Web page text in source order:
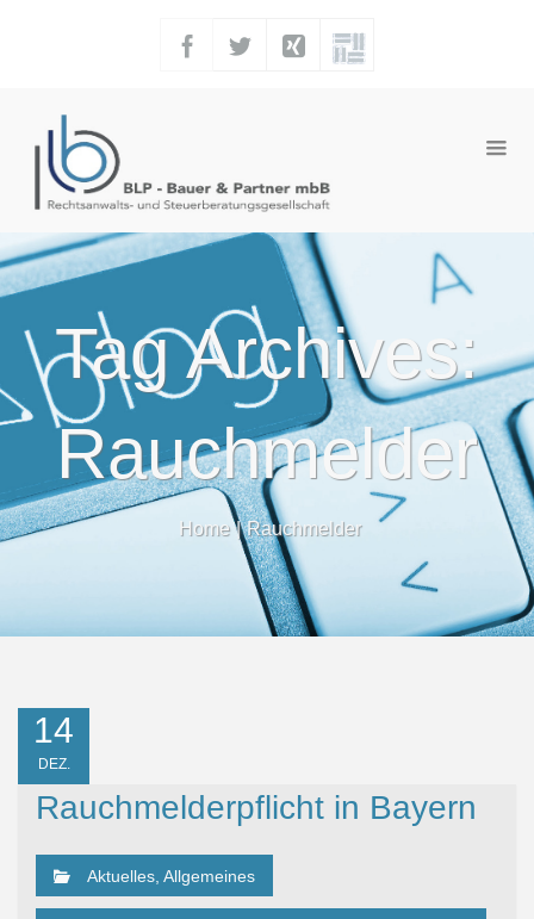
Tag Archives:
Rauchmelder
Home | Rauchmelder
14
DEZ.
Rauchmelderpflicht in Bayern
Aktuelles Allgemeines